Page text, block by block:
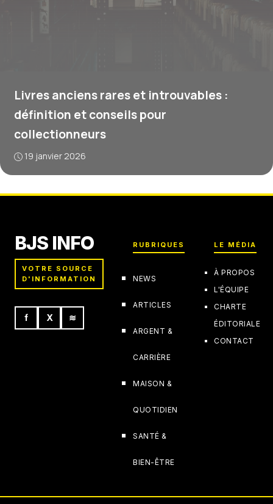
Livres anciens rares et introuvables :
définition et conseils pour
collectionneurs
19 janvier 2026
BJS INFO
VOTRE SOURCE
D'INFORMATION
f X ≋
RUBRIQUES
NEWS
ARTICLES
ARGENT &
CARRIÈRE
MAISON &
QUOTIDIEN
SANTÉ &
BIEN-ÊTRE
LE MÉDIA
À PROPOS
L'ÉQUIPE
CHARTE
ÉDITORIALE
CONTACT